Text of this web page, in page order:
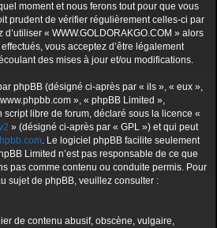
e
r
moment et nous ferons tout pour que vous
prudent de vérifier régulièrement celles-ci par
« WWW.GOLDORAKGO.COM » alors
vous acceptez d’être légalement
des mises à jour et/ou modifications.
phpBB (désigné ci-après par « ils », « eux »,
», « phpBB Limited »,
libre de forum, déclaré sous la licence «
» (désigné ci-après par « GPL ») et qui peut
. Le logiciel phpBB facilite seulement
Limited n’est pas responsable de ce que
pas comme contenu ou conduite permis. Pour
sujet de phpBB, veuillez consulter :
de contenu abusif, obscène, vulgaire,